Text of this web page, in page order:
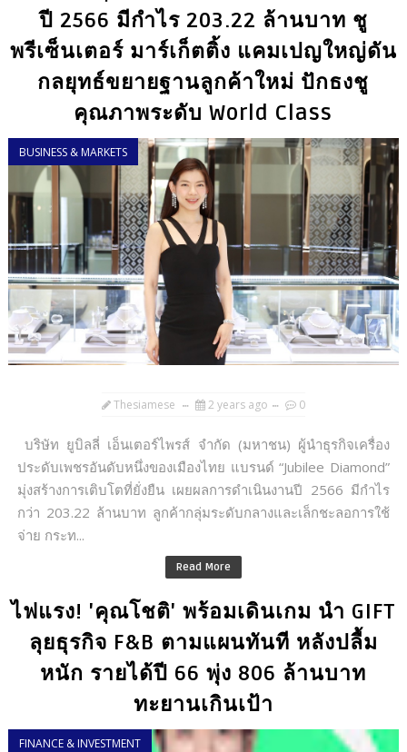
ปี 2566 มีกำไร 203.22 ล้านบาท ชู
พรีเซ็นเตอร์ มาร์เก็ตติ้ง แคมเปญใหญ่ดัน
กลยุทธ์ขยายฐานลูกค้าใหม่ ปักธงชู
คุณภาพระดับ World Class
BUSINESS & MARKETS
Thesiamese 2 years ago 0
บริษัท ยูบิลลี่ เอ็นเตอร์ไพรส์ จำกัด (มหาชน) ผู้นำธุรกิจเครื่อง
ประดับเพชรอันดับหนึ่งของเมืองไทย แบรนด์ “Jubilee Diamond”
มุ่งสร้างการเติบโตที่ยั่งยืน เผยผลการดำเนินงานปี 2566 มีกำไร
กว่า 203.22 ล้านบาท ลูกค้ากลุ่มระดับกลางและเล็กชะลอการใช้
จ่าย กระท...
Read More
ไฟแรง! 'คุณโชติ' พร้อมเดินเกม นำ GIFT
ลุยธุรกิจ F&B ตามแผนทันที หลังปลื้ม
หนัก รายได้ปี 66 พุ่ง 806 ล้านบาท
ทะยานเกินเป้า
FINANCE & INVESTMENT